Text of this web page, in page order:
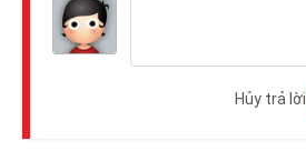
Hủy trả lời